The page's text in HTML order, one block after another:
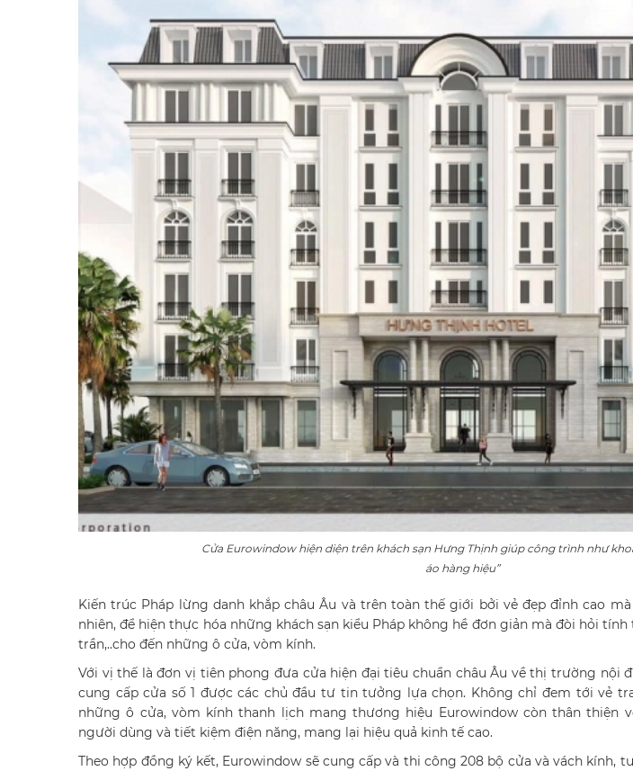
Cửa Eurowindow hiện diện trên khách sạn Hưng Thịnh giúp công trình như
áo hàng hiệu”
Kiến trúc Pháp lừng danh khắp châu Âu và trên toàn thế giới bởi vẻ đẹp đỉnh cao
nhiên, để hiện thực hóa những khách sạn kiểu Pháp không hề đơn giản mà đòi hỏi
trần,..cho đến những ô cửa, vòm kính.
Với vị thế là đơn vị tiên phong đưa cửa hiện đại tiêu chuẩn châu Âu về thị trường nội
cung cấp cửa số 1 được các chủ đầu tư tin tưởng lựa chọn. Không chỉ đem tới vẻ
những ô cửa, vòm kính thanh lịch mang thương hiệu Eurowindow còn thân thiện
người dùng và tiết kiệm điện năng, mang lại hiệu quả kinh tế cao.
Theo hợp đồng ký kết, Eurowindow sẽ cung cấp và thi công 208 bộ cửa và vách kính,